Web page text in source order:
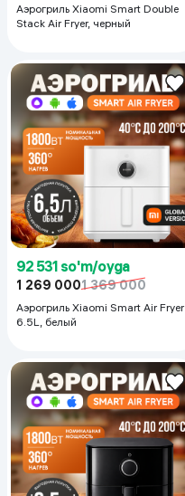
Аэрогриль Xiaomi Smart Double
Stack Air Fryer, черный
92 531 so'm/oyga
1 269 0001 369 000
Аэрогриль Xiaomi Smart Air Fryer
6.5L, белый